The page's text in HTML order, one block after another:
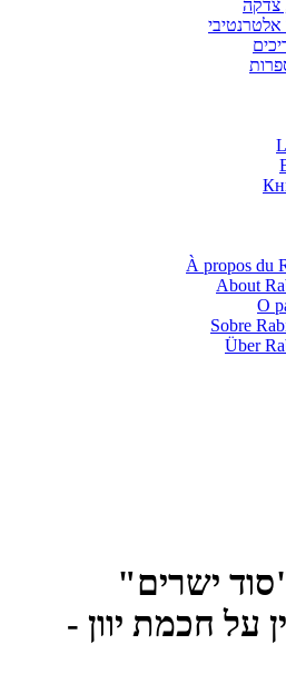
צדקה
אלטרנטיבי
À propos du
About
О
Sobre
Über
ישרים"
על חכמת יוון -